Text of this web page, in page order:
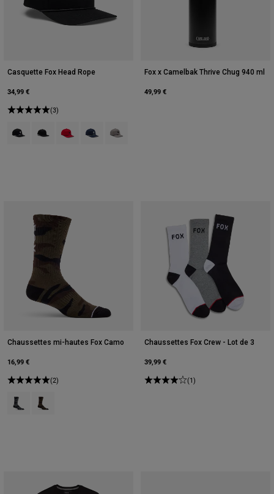
Casquette Fox Head Rope
34,99 €
(3)
Product swatch type of Noir.
Product swatch type of Noir.
Product swatch type of Rouge flamme.
Product swatch type of Bleu minuit.
Product swatch type of Gris Acier.
Fox x Camelbak Thrive Chug 940 ml
49,99 €
Chaussettes mi-hautes Fox Camo
16,99 €
(2)
Product swatch type of Camouflage noir.
Product swatch type of Vert Camouflage.
Chaussettes Fox Crew - Lot de 3
39,99 €
(1)